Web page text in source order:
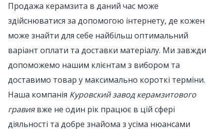
Продажа керамзита в даний час може
здійснюватися за допомогою інтернету, де кожен
може знайти для себе найбільш оптимальний
варіант оплати та доставки матеріалу. Ми завжди
допоможемо нашим клієнтам з вибором та
доставимо товар у максимально короткі терміни.
Наша компанія Куровский завод керамзитового
гравиявже не один рік працює в цій сфері
діяльності та добре знайома з усіма нюансами